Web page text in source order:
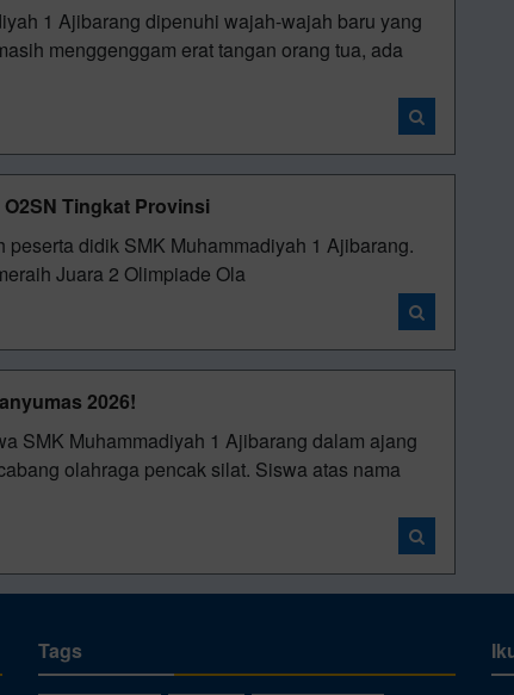
1 Ajibarang dipenuhi wajah-wajah baru yang
menggenggam erat tangan orang tua, ada
Tingkat Provinsi
didik SMK Muhammadiyah 1 Ajibarang.
Juara 2 Olimpiade Ola
2026!
SMK Muhammadiyah 1 Ajibarang dalam ajang
olahraga pencak silat. Siswa atas nama
Tags